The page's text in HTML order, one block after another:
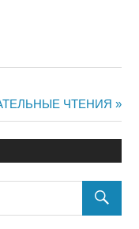
ЧТЕНИЯ